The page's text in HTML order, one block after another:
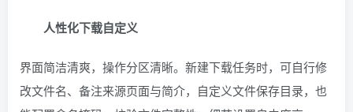
人性化下载自定义
界面简洁清爽，操作分区清晰。新建下载任务时，可自行修
改文件名、备注来源页面与简介，自定义文件保存目录，也